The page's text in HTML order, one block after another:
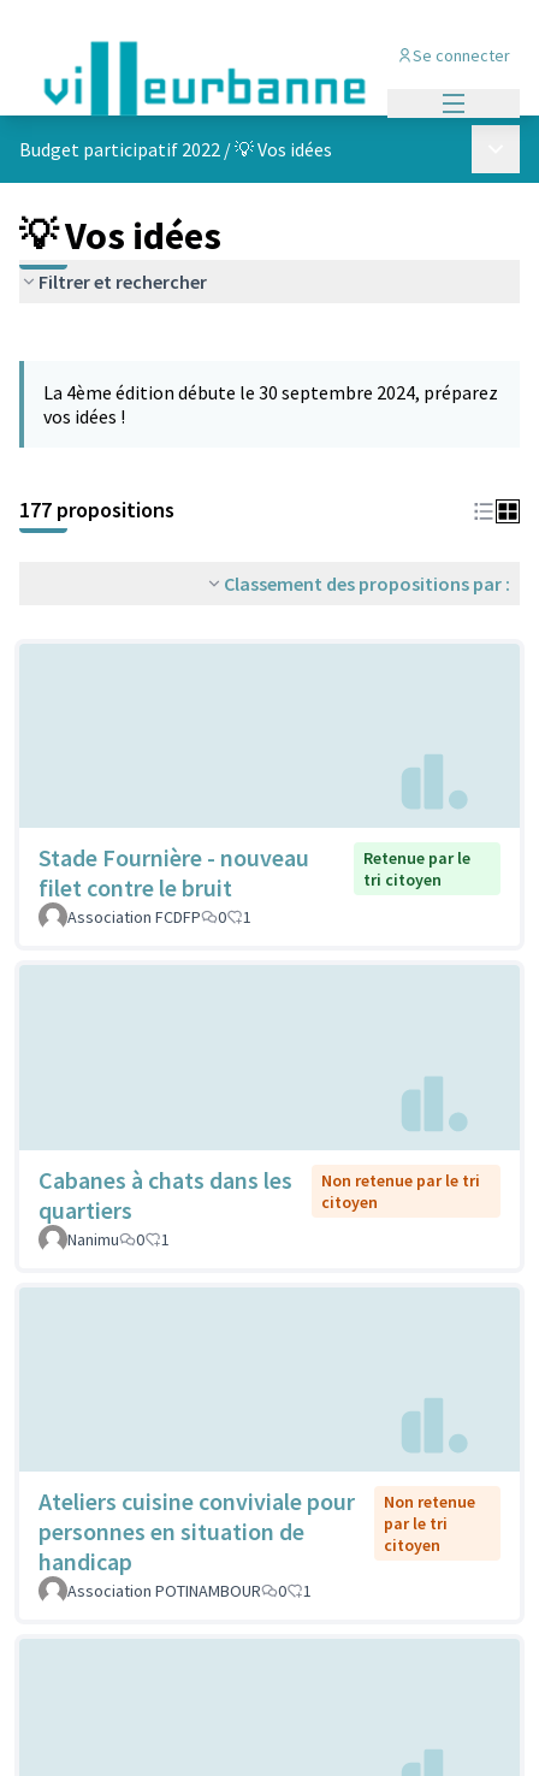
Se connecter
Budget participatif 2022 /💡 Vos idées
💡 Vos idées
Filtrer et rechercher
−
La 4ème édition débute le 30 septembre 2024, préparez
vos idées !
177 propositions
Classement des propositions par :
Stade Fournière - nouveau
filet contre le bruit
Retenue par le
tri citoyen
Association FCDFP
0 1
Cabanes à chats dans les
quartiers
Non retenue par le tri
citoyen
Nanimu
0 1
Ateliers cuisine conviviale pour
personnes en situation de
handicap
Non retenue
par le tri
citoyen
Association POTINAMBOUR 0 1